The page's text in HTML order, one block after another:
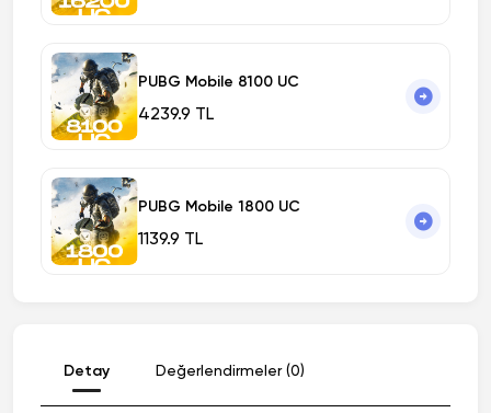
PUBG Mobile 8100 UC
4239.9 TL
PUBG Mobile 1800 UC
1139.9 TL
Detay Değerlendirmeler (0)